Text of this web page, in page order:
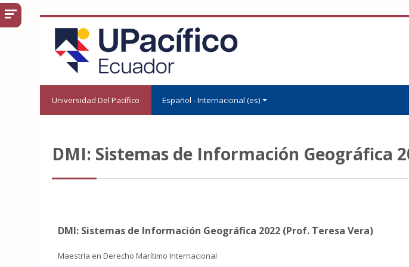
Salta al contenido principal
Universidad Del Pacífico Español - Internacional ‎(es)‎
DMI: Sistemas de Información Geográfica
DMI: Sistemas de Información Geográfica 2022 (Prof. Teresa Vera)
Maestría en Derecho Marítimo Internacional